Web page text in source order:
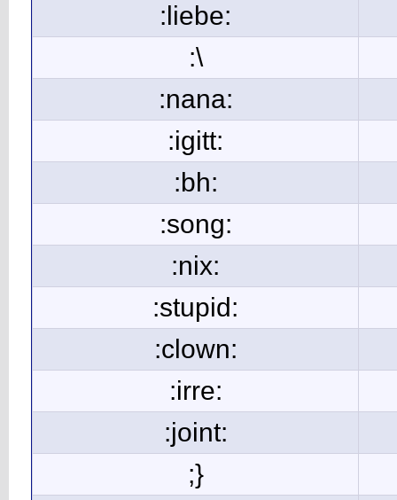
:liebe:
:\
:nana:
:igitt:
:bh:
:song:
:nix:
:stupid:
:clown:
:irre:
:joint:
;}